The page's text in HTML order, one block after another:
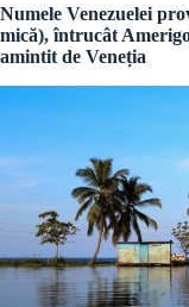
Numele Venezuelei
mică), întrucât
amintit de Veneția